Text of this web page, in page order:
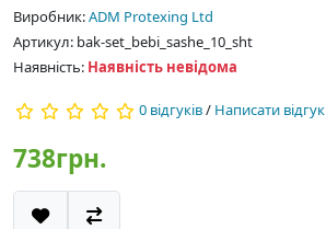
Виробник:ADM Protexing Ltd
Артикул: bak-set_bebi_sashe_10_sht
Наявність: Наявність невідома
0 відгуків/ Написати відгук
738грн.